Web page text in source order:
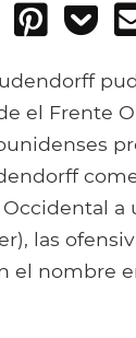
Post
Tumblr
Pin
Add
el Frente
a
las
el nombre